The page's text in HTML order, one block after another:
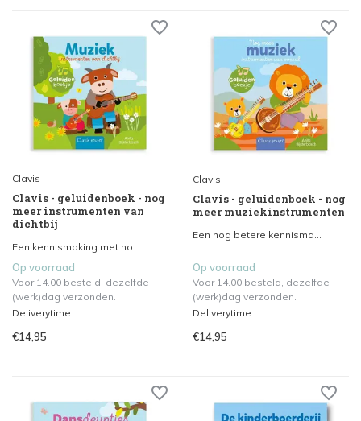
Clavis
Clavis - geluidenboek - nog
meer instrumenten van
dichtbij
Een kennismaking met no...
Op voorraad
Voor 14.00 besteld, dezelfde
(werk)dag verzonden.
Deliverytime
€14,95
Clavis
Clavis - geluidenboek - nog
meer muziekinstrumenten
Een nog betere kennisma...
Op voorraad
Voor 14.00 besteld, dezelfde
(werk)dag verzonden.
Deliverytime
€14,95